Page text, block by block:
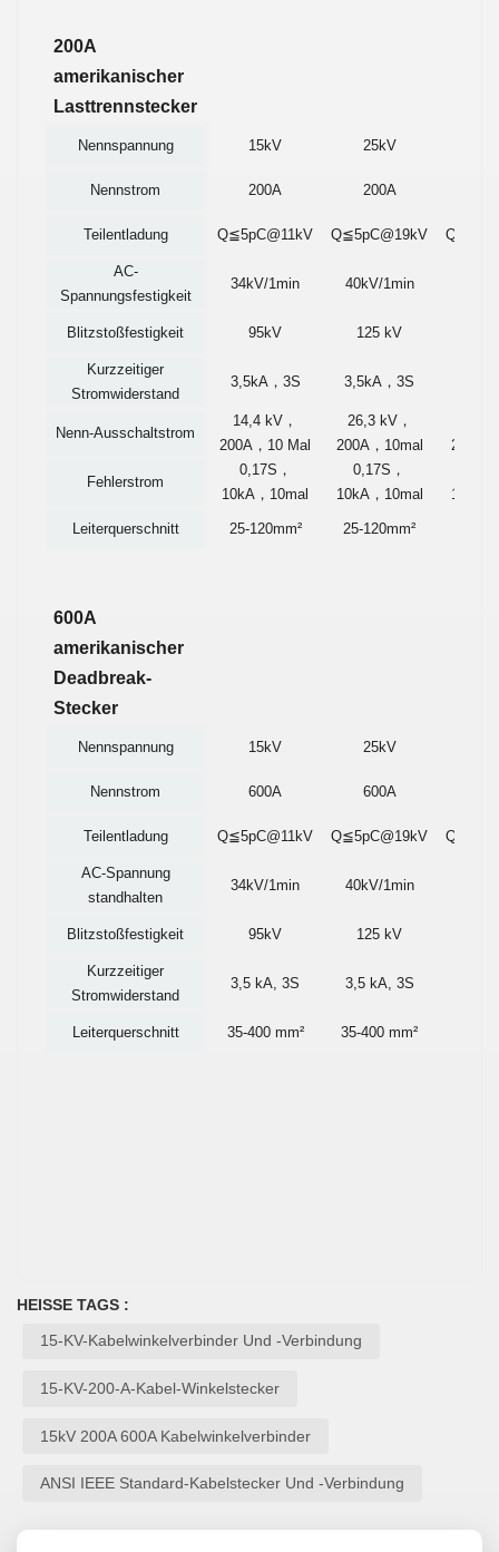
200A
amerikanischer
Lasttrennstecker
Nennspannung 15kV 25kV
Nennstrom 200A 200A
Teilentladung Q≦5pC@11kV Q≦5pC@19kV
AC-
Spannungsfestigkeit
34kV/1min 40kV/1min
Blitzstoßfestigkeit 95kV 125 kV
Kurzzeitiger
Stromwiderstand
3,5kA ， 3S 3,5kA ， 3S
Nenn-Ausschaltstrom
14,4 kV ，
200A ， 10 Mal
26,3 kV，
200A ， 10mal
200A
Fehlerstrom
0,17S ，
10kA ， 10mal
0,17S ，
10kA ， 10mal
10kA
Leiterquerschnitt 25-120mm² 25-120mm²
600A
amerikanischer
Deadbreak-
Stecker
Nennspannung 15kV 25kV
Nennstrom 600A 600A
Teilentladung Q≦5pC@11kV Q≦5pC@19kV
AC-Spannung
standhalten
34kV/1min 40kV/1min
Blitzstoßfestigkeit 95kV 125 kV
Kurzzeitiger
Stromwiderstand
3,5 kA, 3S 3,5 kA, 3S
Leiterquerschnitt 35-400 mm² 35-400 mm²
HEISSE TAGS :
15-KV-Kabelwinkelverbinder Und -verbindung
15-KV-200-A-Kabel-Winkelstecker
15kV 200A 600A Kabelwinkelverbinder
ANSI IEEE Standard-Kabelstecker Und -verbindung